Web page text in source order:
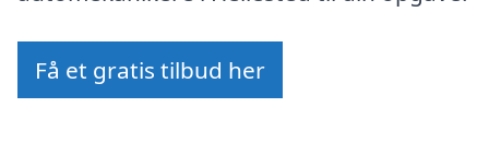
Få et gratis tilbud her